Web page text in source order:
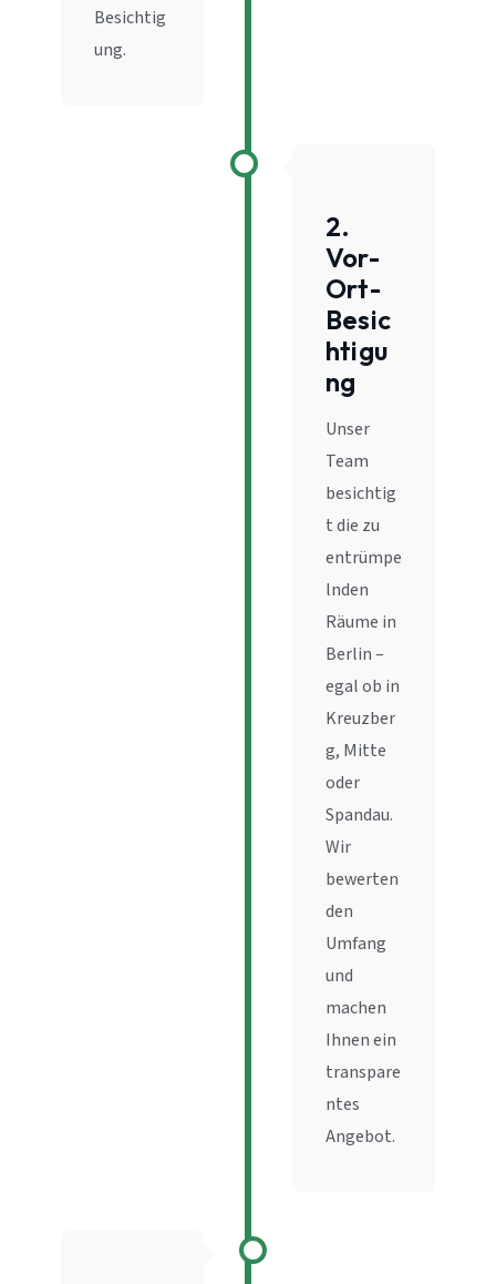
Besichtig
ung.
2.
Vor-
Ort-
Besic
htigu
ng
Unser
Team
besichtig
t die zu
entrümpe
lnden
Räume in
Berlin –
egal ob in
Kreuzber
g, Mitte
oder
Spandau.
Wir
bewerten
den
Umfang
und
machen
Ihnen ein
transpare
ntes
Angebot.